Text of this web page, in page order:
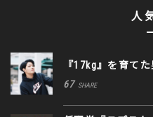
人
『17kg』を育て
67 SHARE